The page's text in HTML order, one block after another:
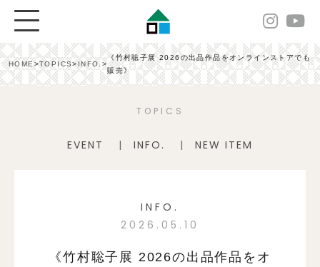
HOME>TOPICS>INFO. >
《竹村聡子展 2026の出品作品をオンラインストアでも
販売》
TOPICS
EVENT INFO. NEW ITEM
INFO.
2026.05.10
《竹村聡子展 2026の出品作品をオ